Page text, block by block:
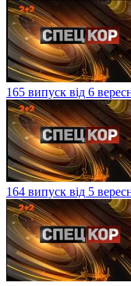
165 випуск від 6
164 випуск від 5